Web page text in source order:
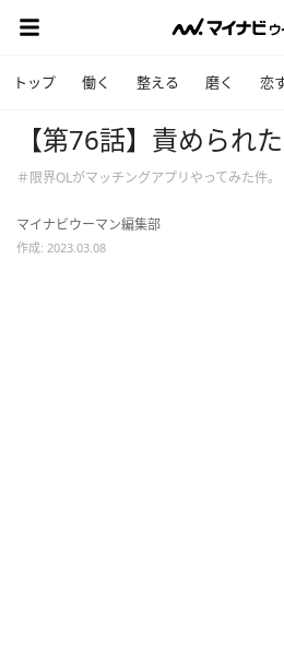
トップ 働く 整える 磨く 恋
【第76話】責められ
＃限界OLがマッチングアプリやってみた件。
マイナビウーマン編集部
作成: 2023.03.08